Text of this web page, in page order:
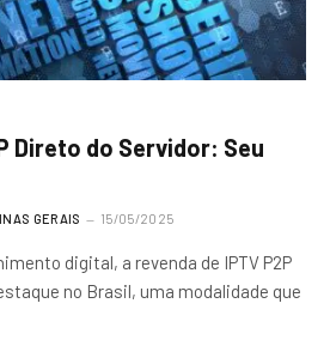
Direto do Servidor: Seu
GERAIS 15/05/2025
digital, a revenda de IPTV P2P
no Brasil, uma modalidade que